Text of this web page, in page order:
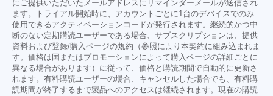
にご提供いただいたメールアドレスにリマインダーメールが送信され
ます。トライアル開始時に、アカウントごとに1台のデバイスでのみ
使用できるアクティベーションコードが発行されます。継続的かつ中
断のない定期購読ユーザーである場合、サブスクリプションは、提供
資料および登録/購入ページの規約（参照により本契約に組み込まれま
す。価格は国またはプロモーションによって購入ページの詳細ごとに
異なる場合があります）に従って、価格と購読期間で自動的に更新さ
れます。有料購読ユーザーの場合、キャンセルした場合でも、有料購
読期間が終了するまで製品へのアクセスは継続されます。現在の購読